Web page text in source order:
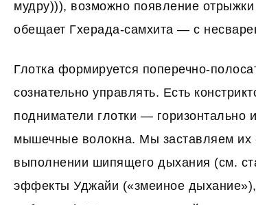
мудру))), возможно появление
обещает Гхерада-самхита — с
Глотка формируется поперечно-
сознательно управлять. Есть
подниматели глотки — горизонтально
мышечные волокна. Мы заставляем их
выполнении шипящего дыхания (см.
эффекты Уджайи («змеиное